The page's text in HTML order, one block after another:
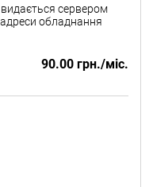
видається сервером
обладнання
90.00 грн./міс.